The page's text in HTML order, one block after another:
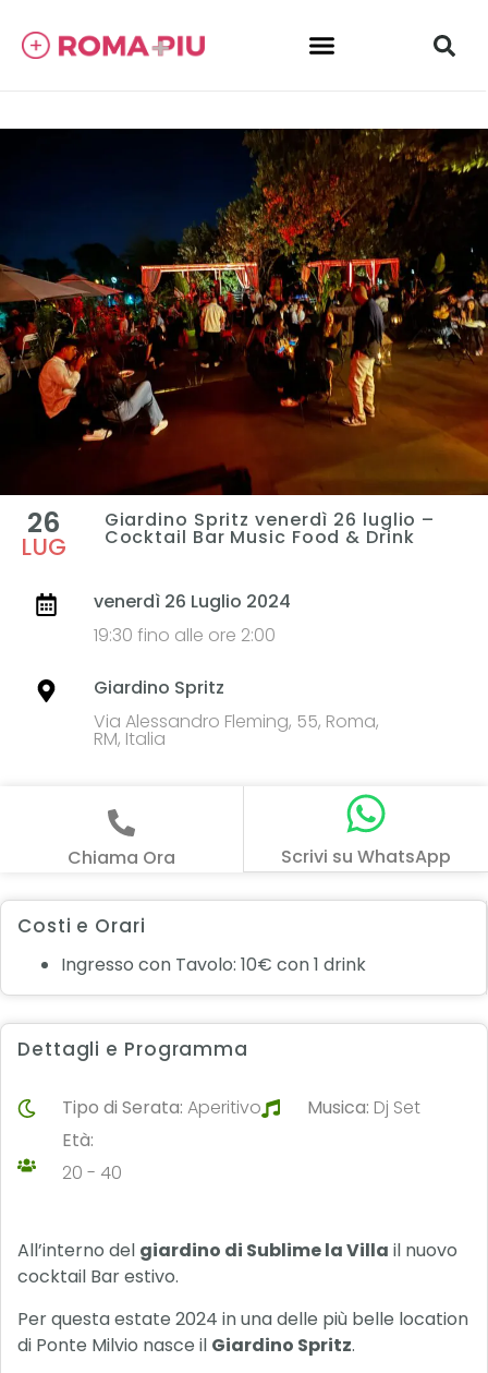
26
LUG
Giardino Spritz venerdì 26 luglio –
Cocktail Bar Music Food & Drink
venerdì 26 Luglio 2024
19:30 fino alle ore 2:00
Giardino Spritz
Via Alessandro Fleming, 55, Roma,
RM, Italia
Chiama Ora Scrivi su WhatsApp
Costi e Orari
Ingresso con Tavolo: 10€ con 1 drink
Dettagli e Programma
Tipo di Serata:Aperitivo Musica: Dj Set
Età:
20 - 40
All’interno del giardino di Sublime la Villa il nuovo
cocktail Bar estivo.
Per questa estate 2024 in una delle più belle location
di Ponte Milvio nasce il Giardino Spritz.